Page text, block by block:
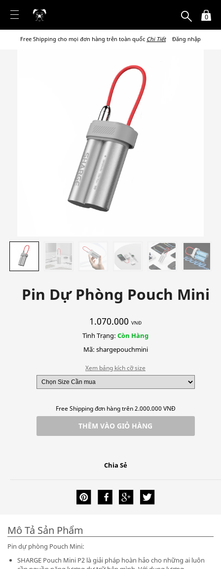
0
Free Shipping cho mọi đơn hàng trên toàn quốc Chi Tiết Đăng nhập
Pin Dự Phòng Pouch Mini
1.070.000 VNĐ
Tình Trạng: Còn Hàng
Mã: shargepouchmini
Xem bảng kích cỡ size
Free Shipping đơn hàng trên 2.000.000 VNĐ
THÊM VÀO GIỎ HÀNG
Chia Sẻ
Mô Tả Sản Phẩm
Pin dự phòng Pouch Mini:
SHARGE Pouch Mini P2 là giải pháp hoàn hảo cho những ai luôn